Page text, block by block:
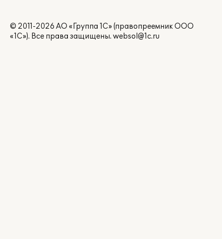
© 2011-2026 АО «Группа 1С» (правопреемник ООО
«1С»). Все права защищены. websol@1c.ru